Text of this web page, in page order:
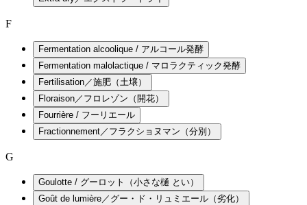
F
Fermentation alcoolique / アルコール発酵
Fermentation malolactique / マロラクティック発酵
Fertilisation／施肥（土壌）
Floraison／フロレゾン（開花）
Fourrière / フーリエール
Fractionnement／フラクショヌマン（分別）
G
Goulotte / グーロット（小さな樋 とい）
Goût de lumière／グー・ド・リュミエール（劣化）